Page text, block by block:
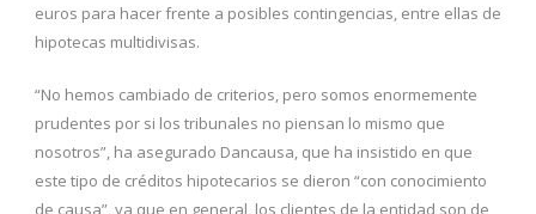
euros para hacer frente a posibles contingencias, entre ellas de
hipotecas multidivisas.
“No hemos cambiado de criterios, pero somos enormemente
prudentes por si los tribunales no piensan lo mismo que
nosotros”, ha asegurado Dancausa, que ha insistido en que
este tipo de créditos hipotecarios se dieron “con conocimiento
de causa”, ya que en general, los clientes de la entidad son de